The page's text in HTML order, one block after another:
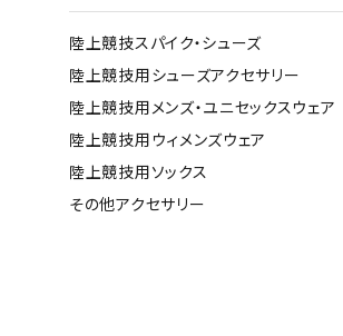
陸上競技スパイク・シューズ
陸上競技用シューズアクセサリー
陸上競技用メンズ・ユニセックスウェア
陸上競技用ウィメンズウェア
陸上競技用ソックス
その他アクセサリー